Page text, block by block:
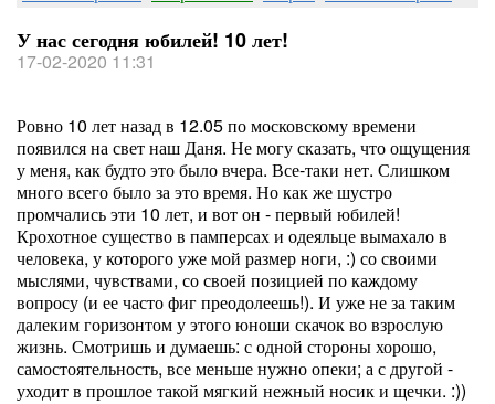
У нас сегодня юбилей! 10 лет!
17-02-2020 11:31
Ровно 10 лет назад в 12.05 по московскому времени
появился на свет наш Даня. Не могу сказать, что ощущения
у меня, как будто это было вчера. Все-таки нет. Слишком
много всего было за это время. Но как же шустро
промчались эти 10 лет, и вот он - первый юбилей!
Крохотное существо в памперсах и одеяльце вымахало в
человека, у которого уже мой размер ноги, :) со своими
мыслями, чувствами, со своей позицией по каждому
вопросу (и ее часто фиг преодолеешь!). И уже не за таким
далеким горизонтом у этого юноши скачок во взрослую
жизнь. Смотришь и думаешь: с одной стороны хорошо,
самостоятельность, все меньше нужно опеки; а с другой -
уходит в прошлое такой мягкий нежный носик и щечки. :))